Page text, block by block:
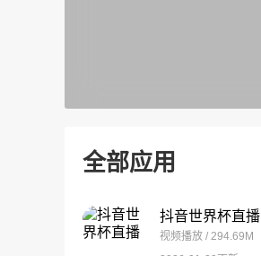
全部应用
抖音世界杯直播
视频播放 / 294.69M